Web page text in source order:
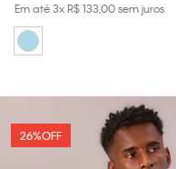
Em até3xR$13300sem juros
26%OFF